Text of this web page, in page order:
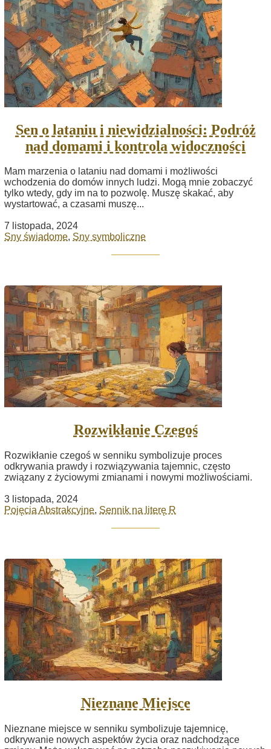
Sen o lataniu i niewidzialności: Podróż
nad domami i kontrola widoczności
Mam marzenia o lataniu nad domami i możliwości
wchodzenia do domów innych ludzi. Mogą mnie zobaczyć
tylko wtedy, gdy im na to pozwolę. Muszę skakać, aby
wystartować, a czasami muszę...
7 listopada, 2024
Sny świadome, Sny symboliczne
Rozwikłanie Czegoś
Rozwikłanie czegoś w senniku symbolizuje proces
odkrywania prawdy i rozwiązywania tajemnic, często
związany z życiowymi zmianami i nowymi możliwościami.
3 listopada, 2024
Pojęcia Abstrakcyjne, Sennik na literę R
Nieznane Miejsce
Nieznane miejsce w senniku symbolizuje tajemnicę,
odkrywanie nowych aspektów życia oraz nadchodzące